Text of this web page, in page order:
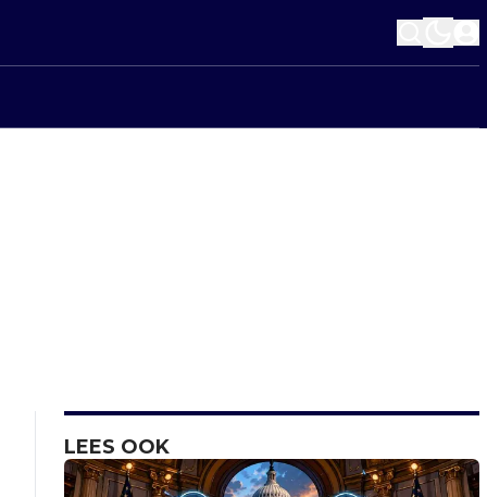
LEES OOK